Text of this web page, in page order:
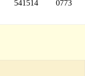
541514 0773